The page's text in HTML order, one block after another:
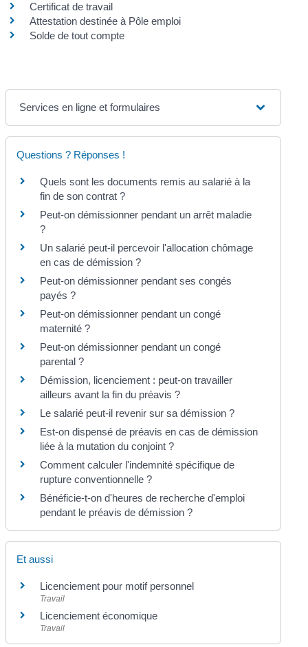
Certificat de travail
Attestation destinée à Pôle emploi
Solde de tout compte
Services en ligne et formulaires
Questions ? Réponses !
Quels sont les documents remis au salarié à la
fin de son contrat ?
Peut-on démissionner pendant un arrêt maladie
?
Un salarié peut-il percevoir l'allocation chômage
en cas de démission ?
Peut-on démissionner pendant ses congés
payés ?
Peut-on démissionner pendant un congé
maternité ?
Peut-on démissionner pendant un congé
parental ?
Démission, licenciement : peut-on travailler
ailleurs avant la fin du préavis ?
Le salarié peut-il revenir sur sa démission ?
Est-on dispensé de préavis en cas de démission
liée à la mutation du conjoint ?
Comment calculer l'indemnité spécifique de
rupture conventionnelle ?
Bénéficie-t-on d'heures de recherche d'emploi
pendant le préavis de démission ?
Et aussi
Licenciement pour motif personnel
Travail
Licenciement économique
Travail